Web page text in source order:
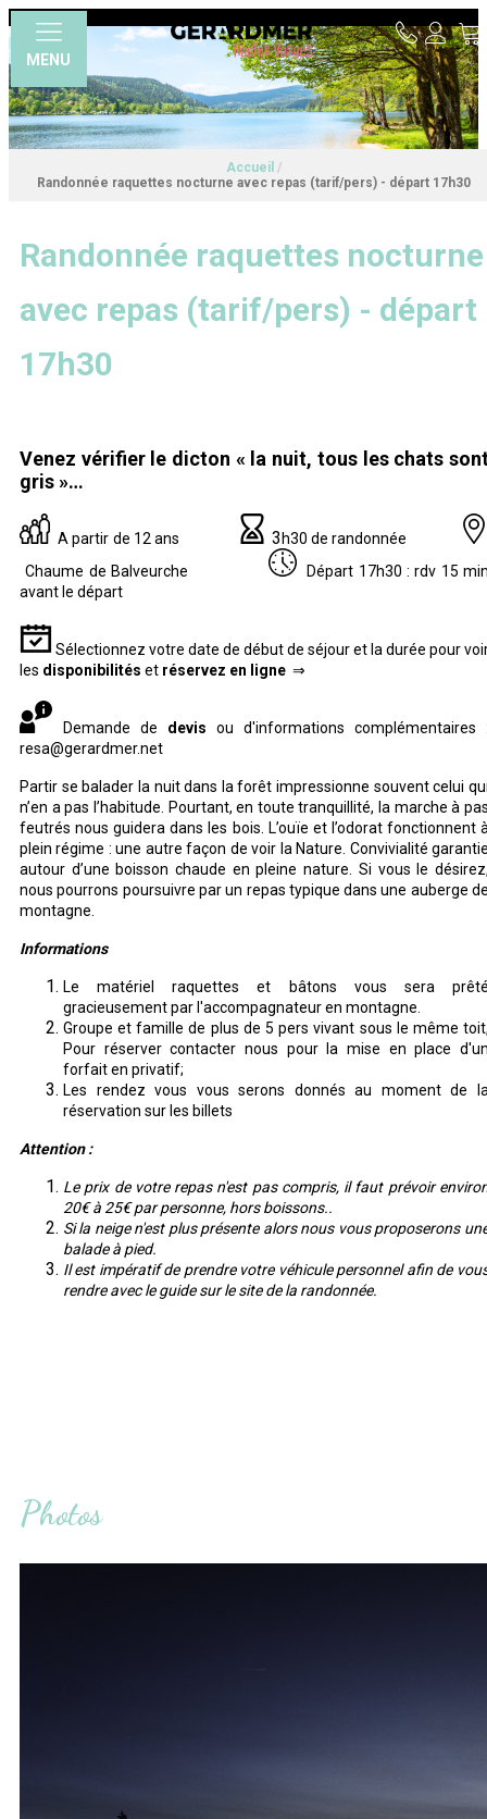
MENU
Accueil /
Randonnée raquettes nocturne avec repas (tarif/pers) - départ 17h30
Randonnée raquettes nocturne
avec repas (tarif/pers) - départ
17h30
Venez vérifier le dicton « la nuit, tous les chats
gris »…
A partir de 12 ans 3 h30 de randonnée
Chaume de Balveurche
Départ 17h30 : rdv 15
avant le départ
Sélectionnez votre date de début de séjour et la durée pour
les disponibilités et réservez en ligne ⇒
Demande de devis ou d'informations complémentaires
resa@gerardmer.net
Partir se balader la nuit dans la forêt impressionne souvent celui
n’en a pas l’habitude. Pourtant, en toute tranquillité, la marche à
feutrés nous guidera dans les bois. L’ouïe et l’odorat fonctionnent
plein régime : une autre façon de voir la Nature. Convivialité
autour d’une boisson chaude en pleine nature. Si vous le
nous pourrons poursuivre par un repas typique dans une auberge
montagne.
Informations
Le matériel raquettes et bâtons vous sera
gracieusement par l'accompagnateur en montagne.
Groupe et famille de plus de 5 pers vivant sous le même
Pour réserver contacter nous pour la mise en place
forfait en privatif;
Les rendez vous vous serons donnés au moment de
réservation sur les billets
Attention :
Le prix de votre repas n'est pas compris, il faut prévoir
20€ à 25€ par personne, hors boissons..
Si la neige n'est plus présente alors nous vous proposerons
balade à pied.
Il est impératif de prendre votre véhicule personnel afin de
rendre avec le guide sur le site de la randonnée.
Photos